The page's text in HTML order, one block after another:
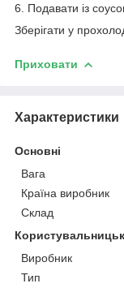
6. Подавати із
Зберігати у
Приховати
Характеристики
Основні
Вага
Країна виробник
Склад
Виробник
Тип